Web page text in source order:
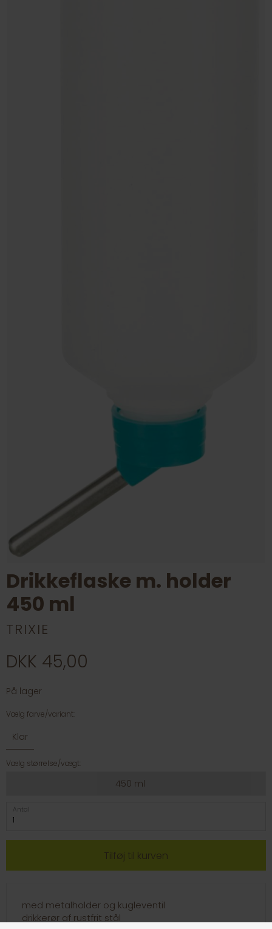
Drikkeflaske m. holder
450 ml
TRIXIE
DKK 45,00
På lager
Vælg farve/variant:
Klar
Vælg størrelse/vægt:
450 ml
Antal
med metalholder og kugleventil
drikkerør af rustfrit stål